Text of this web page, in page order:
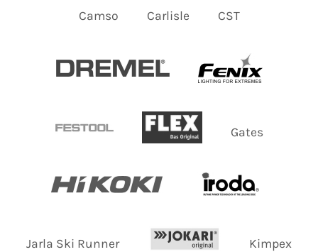
Camso Carlisle CST
Gates
Jarla Ski Runner Kimpex